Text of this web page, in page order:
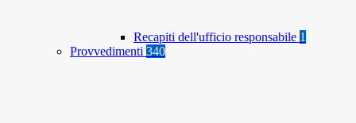
Recapiti dell'ufficio responsabile 1
Provvedimenti 340